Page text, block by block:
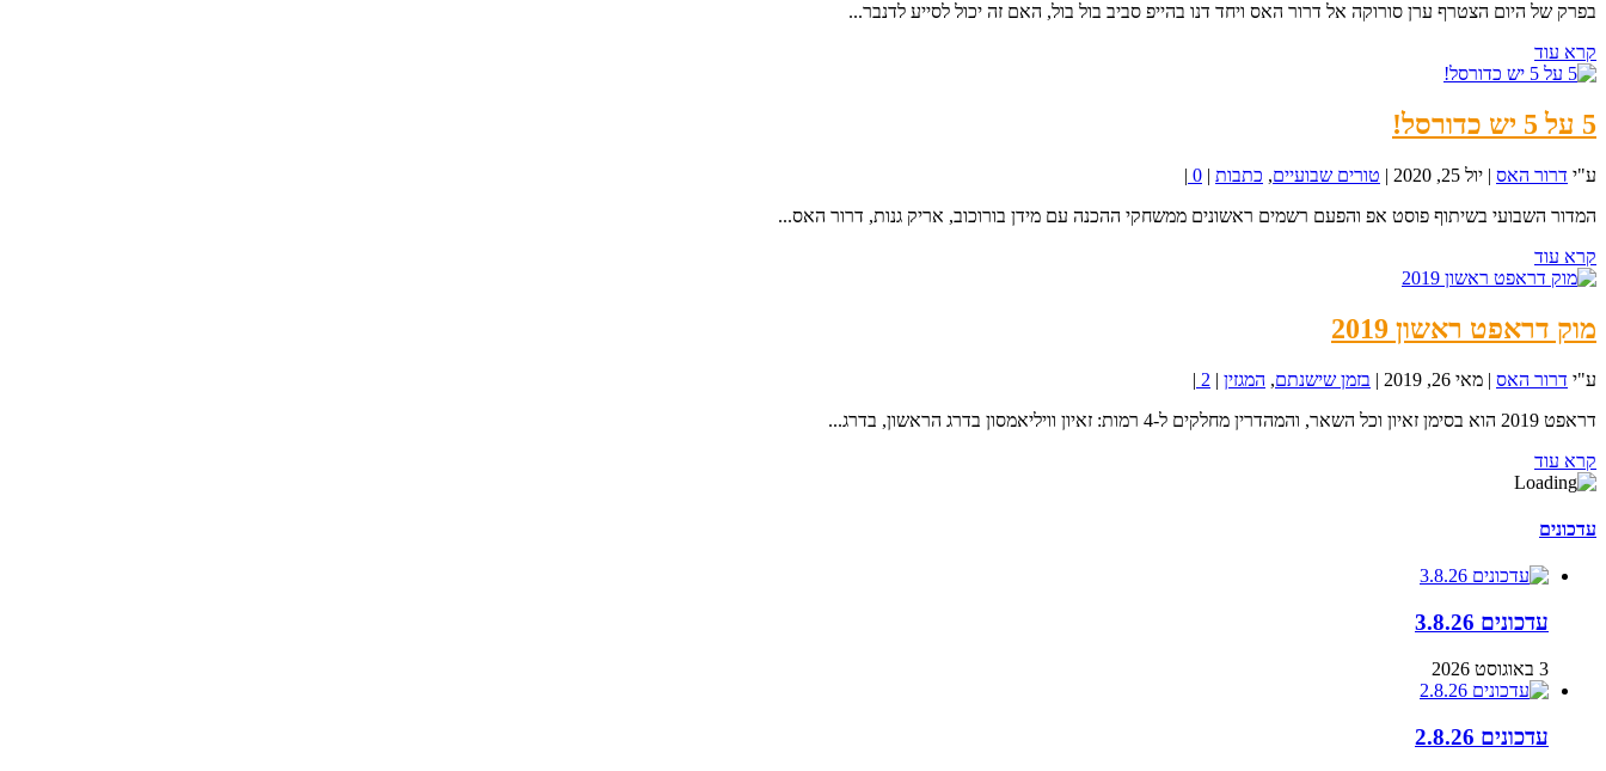
בפרק של היום הצטרף ערן סורוקה אל דרור האס ויחד דנו בהייפ סביב בול בול, האם זה יכול לסייע לדנבר...
קרא עוד
5 על 5 יש כדורסל!
ע"י דרור האס | יול 25, 2020 | טורים שבועיים, כתבות |
0
|
המדור השבועי בשיתוף פוסט אפ והפעם רשמים ראשונים ממשחקי ההכנה עם מידן בורוכוב, אריק גנות, דרור האס...
קרא עוד
מוק דראפט ראשון 2019
ע"י דרור האס | מאי 26, 2019 | בזמן שישנתם, המגזין |
2
|
דראפט 2019 הוא בסימן זאיון וכל השאר, והמהדרין מחלקים ל-4 רמות: זאיון וויליאמסון בדרג הראשון, בדרג...
קרא עוד
עדכונים
עדכונים 3.8.26
3 באוגוסט 2026
עדכונים 2.8.26